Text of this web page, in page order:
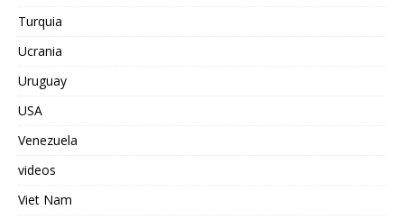
Turquia
Ucrania
Uruguay
USA
Venezuela
videos
Viet Nam